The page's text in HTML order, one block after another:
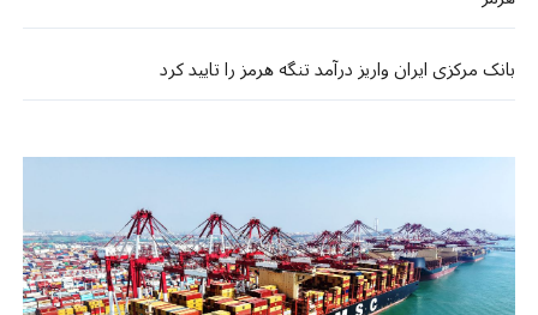
بانک مرکزی ایران واریز درآمد تنگه هرمز را تایید کرد